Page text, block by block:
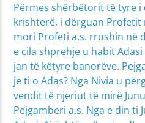
Përmes shërbëtorit të tyre i
krishterë, i dërguan Profetit
mori Profeti a.s. rrushin në
e cila shprehje u habit
jan të këtyre banorëve.
je ti o Adas? Nga Nivia u
vendit të njeriut të mirë
Pejgamberi a.s. Nga e din ti